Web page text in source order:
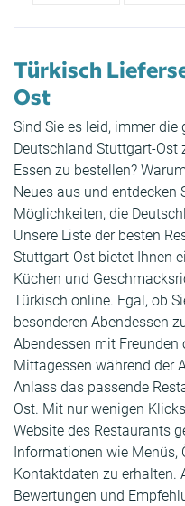
Türkisch
Ost
Sind Sie es leid, immer
Deutschland Stuttgart-Ost
Essen zu bestellen?
Neues aus und
Möglichkeiten, die
Unsere Liste der besten
Stuttgart-Ost bietet Ihnen
Küchen und
Türkisch online. Egal, ob
besonderen Abendessen
Abendessen mit Freunden
Mittagessen während der
Anlass das passende
Ost. Mit nur wenigen
Website des Restaurants
Informationen wie Menüs,
Kontaktdaten zu erhalten.
Bewertungen und